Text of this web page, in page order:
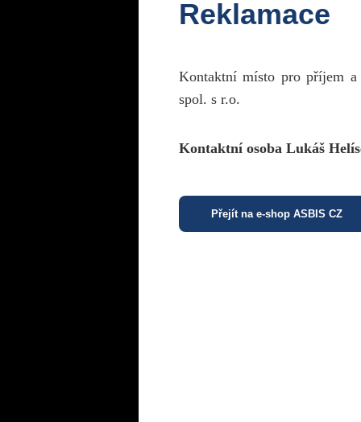
Reklamace
Kontaktní místo pro příjem
spol. s r.o.
Kontaktní osoba Lukáš
Přejít na e-shop ASBIS CZ